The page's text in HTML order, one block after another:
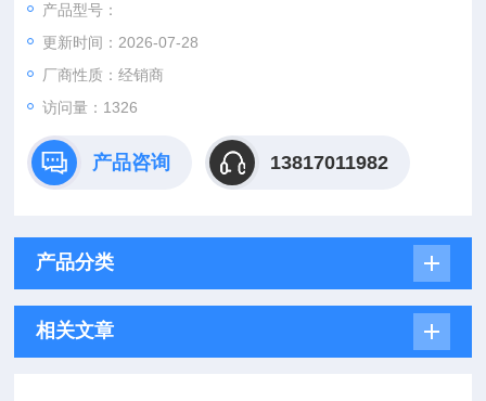
产品型号：
更新时间：2026-07-28
厂商性质：经销商
访问量：1326
产品咨询 13817011982
产品分类
相关文章